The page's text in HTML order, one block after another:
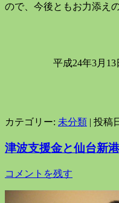
ので、今後ともお力添え
平成24年3月 13
カテゴリー: 未分類 | 投稿
津波支援金と仙台新港
コメントを残す